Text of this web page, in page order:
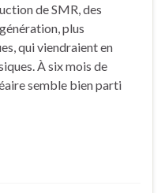
de SMR, des
plus
qui viendraient en
À six mois de
semble bien parti